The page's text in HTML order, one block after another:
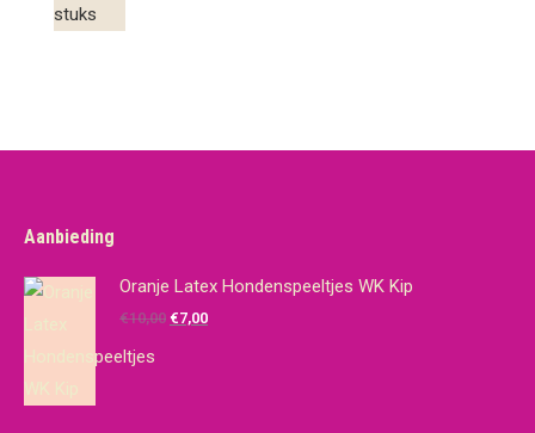
Aanbieding
Oranje Latex Hondenspeeltjes WK Kip
€10,00 Oorspronkelijke
€7,00Huidige